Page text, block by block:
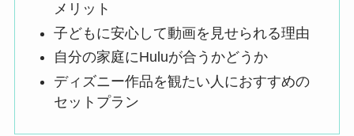
メリット
子どもに安心して動画を見せられる理由
自分の家庭にHuluが合うかどうか
ディズニー作品を観たい人におすすめの
セットプラン